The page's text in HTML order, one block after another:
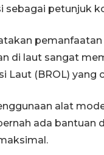
sebagai petunjuk
di laut sangat
Laut (BROL) yang
alat
ada bantuan